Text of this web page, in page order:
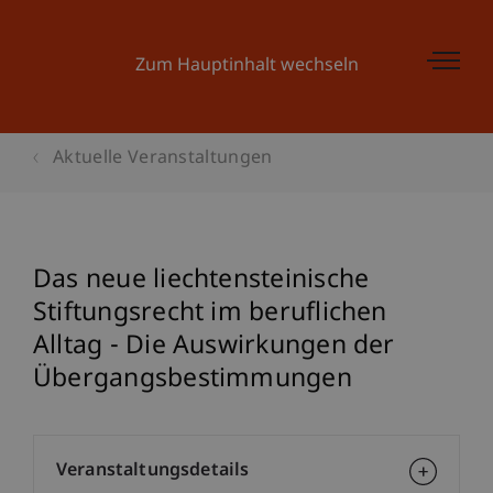
Zum Hauptinhalt wechseln
Aktuelle Veranstaltungen
Das neue liechtensteinische
Stiftungsrecht im beruflichen
Alltag - Die Auswirkungen der
Übergangsbestimmungen
Veranstaltungsdetails